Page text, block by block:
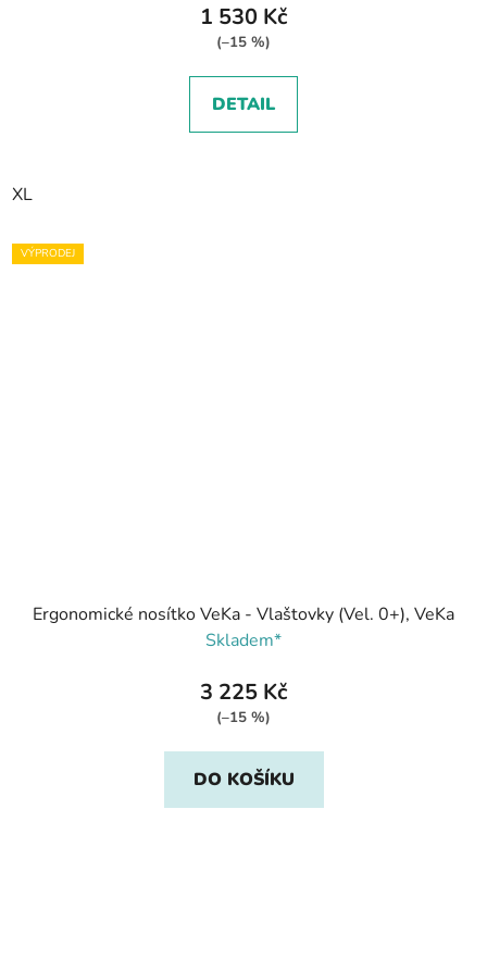
1 530 Kč
(–15 %)
DETAIL
XL
VÝPRODEJ
Ergonomické nosítko VeKa - Vlaštovky (Vel. 0+), VeKa
Skladem*
3 225 Kč
(–15 %)
DO KOŠÍKU